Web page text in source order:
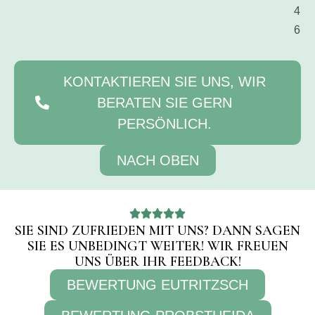
4
6
KONTAKTIEREN SIE UNS, WIR
BERATEN SIE GERN
PERSÖNLICH.
NACH OBEN
SIE SIND ZUFRIEDEN MIT UNS? DANN SAGEN
SIE ES UNBEDINGT WEITER! WIR FREUEN
UNS ÜBER IHR FEEDBACK!
BEWERTUNG EUTRITZSCH